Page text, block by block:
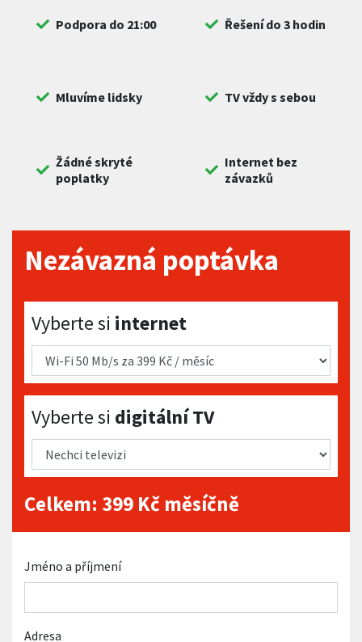
Podpora do 21:00 Řešení do 3 hodin
Mluvíme lidsky TV vždy s sebou
Žádné skryté
poplatky
Internet bez
závazků
Nezávazná poptávka
Vyberte si internet
Vyberte si internet
Vyberte si digitální TV
Vyberte si digitální TV
Celkem: 399 Kč měsíčně
Jméno a příjmení
Adresa